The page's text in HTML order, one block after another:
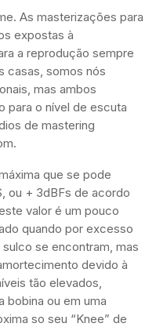
As masterizações para
expostas à
a reprodução sempre
casas, somos nós
mas ambos
para o nível de escuta
de mastering
que se pode
ou + 3dBFs de acordo
valor é um pouco
quando por excesso
se encontram, mas
devido à
tão elevados,
bobina ou em uma
so seu “Knee” de